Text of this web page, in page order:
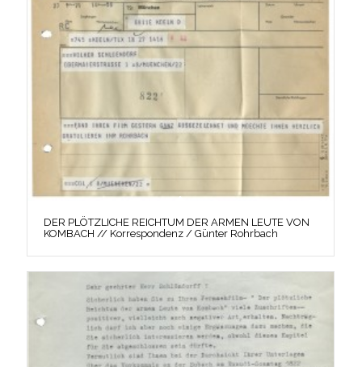
DER PLÖTZLICHE REICHTUM DER ARMEN LEUTE VON
KOMBACH // Korrespondenz / Günter Rohrbach